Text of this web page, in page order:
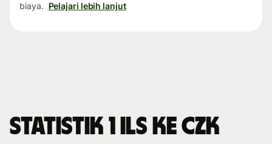
biaya. Pelajari lebih lanjut
Statistik 1 ILS ke CZK